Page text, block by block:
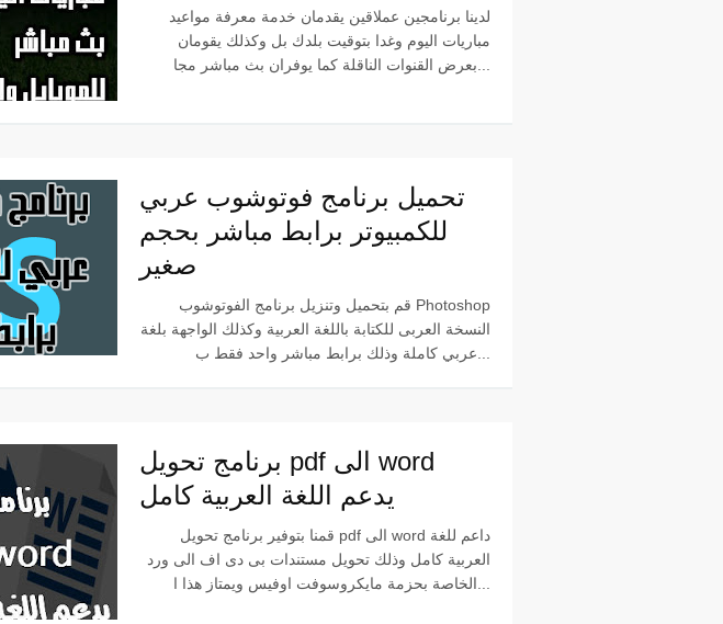
لدينا برنامجين عملاقين يقدمان خدمة معرفة مواعيد
مباريات اليوم وغدا بتوقيت بلدك بل وكذلك يقومان
تحميل برنامج فوتوشوب عربي
للكمبيوتر برابط مباشر بحجم
صغير
قم بتحميل وتنزيل برنامج الفوتوشوب Photoshop
النسخة العربى للكتابة باللغة العربية وكذلك الواجهة بلغة
برنامج تحويل pdf الى word
يدعم اللغة العربية كامل
قمنا بتوفير برنامج تحويل pdf الى word داعم للغة
العربية كامل وذلك تحويل مستندات بى دى اف الى ورد